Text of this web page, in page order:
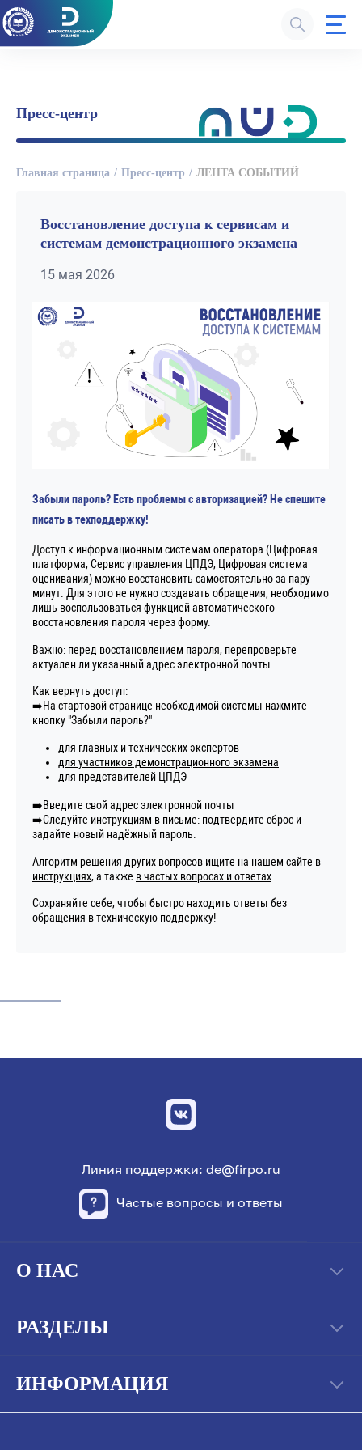
Пресс-центр
Главная страница Пресс-центр ЛЕНТА СОБЫТИЙ
Восстановление доступа к сервисам и
системам демонстрационного экзамена
15 мая 2026
Забыли пароль? Есть проблемы с авторизацией? Не спешите
писать в техподдержку!
Доступ к информационным системам оператора (Цифровая
платформа, Сервис управления ЦПДЭ, Цифровая система
оценивания) можно восстановить самостоятельно за пару
минут. Для этого не нужно создавать обращения, необходимо
лишь воспользоваться функцией автоматического
восстановления пароля через форму.
Важно: перед восстановлением пароля, перепроверьте
актуален ли указанный адрес электронной почты.
Как вернуть доступ:
➡️На стартовой странице необходимой системы нажмите
кнопку "Забыли пароль?"
для главных и технических экспертов
для участников демонстрационного экзамена
для представителей ЦПДЭ
➡️Введите свой адрес электронной почты
➡️Следуйте инструкциям в письме: подтвердите сброс и
задайте новый надёжный пароль.
Алгоритм решения других вопросов ищите на нашем сайте в
инструкциях, а также в частых вопросах и ответах
Сохраняйте себе, чтобы быстро находить ответы без
обращения в техническую поддержку!
Линия поддержки: de@firpo.ru
Частые вопросы и ответы
О НАС
РАЗДЕЛЫ
ИНФОРМАЦИЯ